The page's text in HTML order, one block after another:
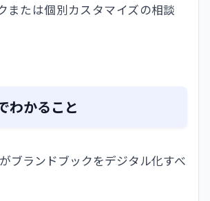
または個別カスタマイズの相談
わかること
ブランドブックをデジタル化すべ